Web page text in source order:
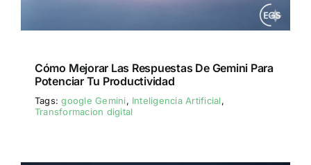
Cómo Mejorar Las Respuestas De Gemini Para
Potenciar Tu Productividad
Tags:google Gemini, Inteligencia Artificial,
Transformacion digital